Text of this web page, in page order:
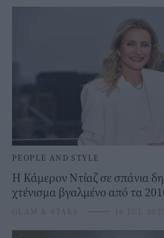
PEOPLE AND STYLE
Η Κάμερον Ντίαζ σε σπάνια
χτένισμα βγαλμένο από τα
GLAM & STARS ⸻ 16 JUL